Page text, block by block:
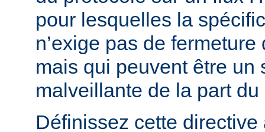
pour lesquelles la
n’exige pas de
mais qui peuvent être un
malveillante de la part du
Définissez cette directive